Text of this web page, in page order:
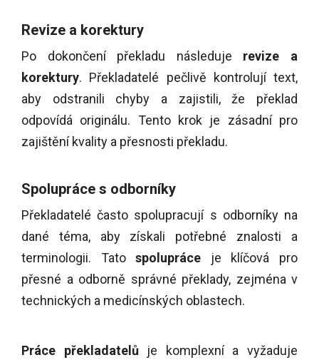
Revize a korektury
Po dokončení překladu následuje revize a
korektury. Překladatelé pečlivě kontrolují text,
aby odstranili chyby a zajistili, že překlad
odpovídá originálu. Tento krok je zásadní pro
zajištění kvality a přesnosti překladu.
Spolupráce s odborníky
Překladatelé často spolupracují s odborníky na
dané téma, aby získali potřebné znalosti a
terminologii. Tatospolupráce je klíčová pro
přesné a odborně správné překlady, zejména v
technických a medicínských oblastech.
Práce překladatelůje komplexní a vyžaduje